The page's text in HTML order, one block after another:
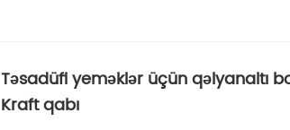
Təsadüfi yeməklər üçün qəlyanaltı
Kraft qabı